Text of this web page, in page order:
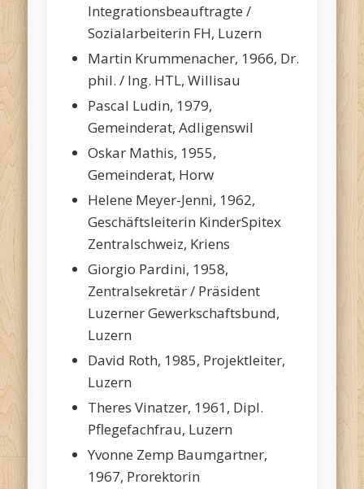
Integrationsbeauftragte /
Sozialarbeiterin FH, Luzern
Martin Krummenacher, 1966, Dr.
phil. / Ing. HTL, Willisau
Pascal Ludin, 1979,
Gemeinderat, Adligenswil
Oskar Mathis, 1955,
Gemeinderat, Horw
Helene Meyer-Jenni, 1962,
Geschäftsleiterin KinderSpitex
Zentralschweiz, Kriens
Giorgio Pardini, 1958,
Zentralsekretär / Präsident
Luzerner Gewerkschaftsbund,
Luzern
David Roth, 1985, Projektleiter,
Luzern
Theres Vinatzer, 1961, Dipl.
Pflegefachfrau, Luzern
Yvonne Zemp Baumgartner,
1967, Prorektorin